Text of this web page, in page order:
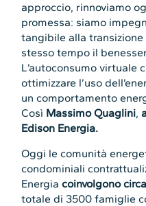
approccio, rinnoviamo
promessa: siamo
tangibile alla
stesso tempo il
L’autoconsumo virtuale
ottimizzare l’uso
un comportamento
Così Massimo Quaglini,
Edison Energia.
Oggi le comunità
condominiali
Energiacoinvolgono circa
totale di 3500 famiglie